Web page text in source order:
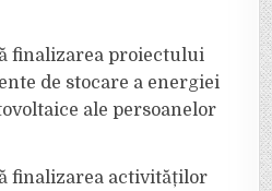
finalizarea proiectului
de stocare a energiei
ale persoanelor
finalizarea activităților